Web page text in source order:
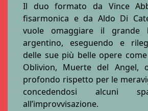
Il duo formato da Vince
fisarmonica e da Aldo Di
vuole omaggiare il grande
argentino, eseguendo e
delle sue più belle opere
Oblivion, Muerte del Angel,
profondo rispetto per le
concedendosi alcuni
all’improvvisazione.